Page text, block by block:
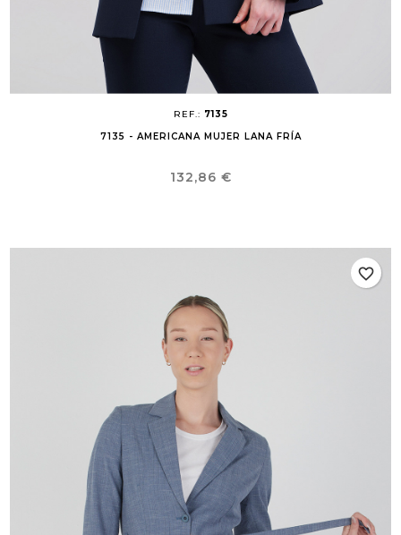
REF.: 7135
7135 - AMERICANA MUJER LANA FRÍA
Precio
132,86 €
favorite_border